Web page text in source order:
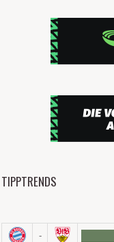
TIPPTRENDS
-